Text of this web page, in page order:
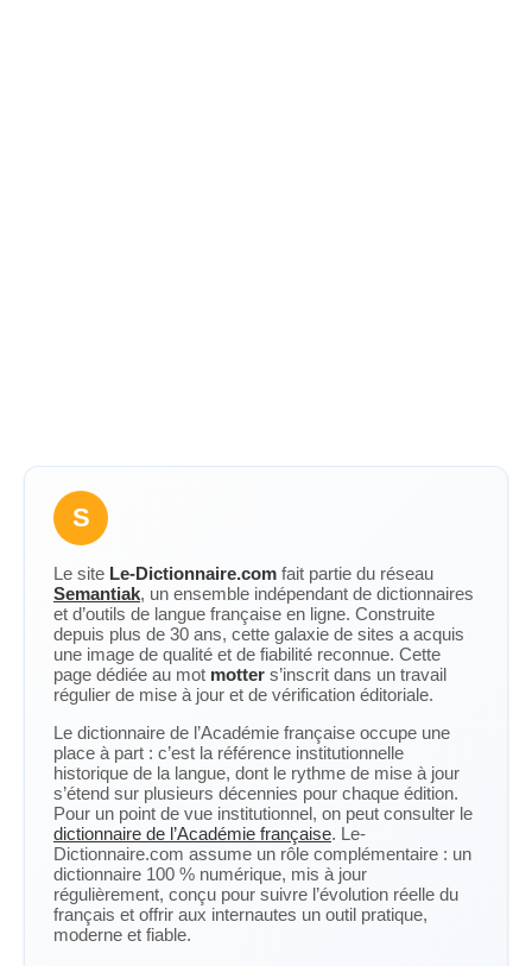
S
Le site Le-Dictionnaire.com fait partie du réseau
Semantiak, un ensemble indépendant de dictionnaires
et d’outils de langue française en ligne. Construite
depuis plus de 30 ans, cette galaxie de sites a acquis
une image de qualité et de fiabilité reconnue. Cette
page dédiée au mot motter s’inscrit dans un travail
régulier de mise à jour et de vérification éditoriale.
Le dictionnaire de l’Académie française occupe une
place à part : c’est la référence institutionnelle
historique de la langue, dont le rythme de mise à jour
s’étend sur plusieurs décennies pour chaque édition.
Pour un point de vue institutionnel, on peut consulter le
dictionnaire de l’Académie française. Le-
Dictionnaire.com assume un rôle complémentaire : un
dictionnaire 100 % numérique, mis à jour
régulièrement, conçu pour suivre l’évolution réelle du
français et offrir aux internautes un outil pratique,
moderne et fiable.